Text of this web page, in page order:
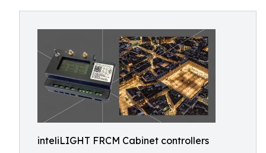
inteliLIGHT FRCM Cabinet controllers